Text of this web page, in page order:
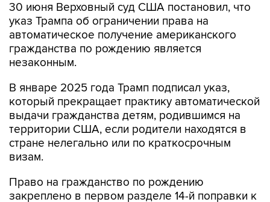
30 июня Верховный суд США постановил, что
указ Трампа об ограничении права на
автоматическое получение американского
гражданства по рождению является
незаконным.
В январе 2025 года Трамп подписал указ,
который прекращает практику автоматической
выдачи гражданства детям, родившимся на
территории США, если родители находятся в
стране нелегально или по краткосрочным
визам.
Право на гражданство по рождению
закреплено в первом разделе 14-й поправки к